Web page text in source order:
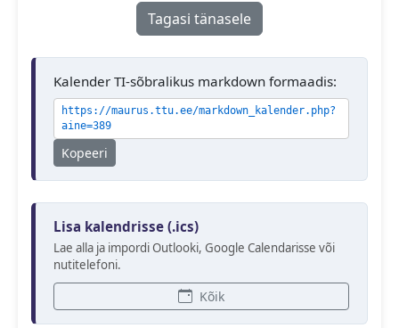
Tagasi tänasele
Kalender TI-sõbralikus markdown formaadis:
https://maurus.ttu.ee/markdown_kalender.php?
aine=389
Kopeeri
Lisa kalendrisse (.ics)
Lae alla ja impordi Outlooki, Google Calendarisse või
nutitelefoni.
Kõik